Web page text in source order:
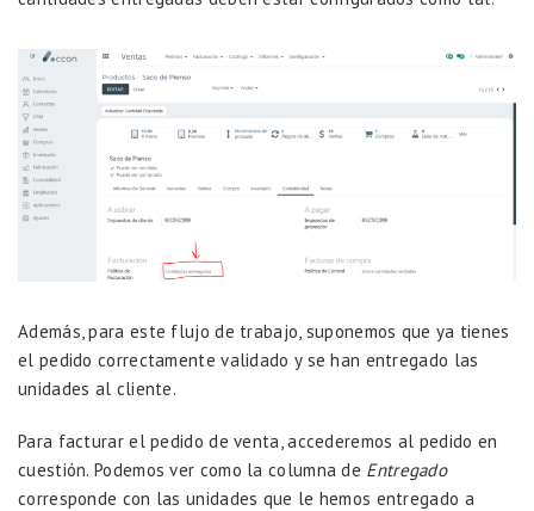
Además, para este flujo de trabajo, suponemos que ya tienes
el pedido correctamente validado y se han entregado las
unidades al cliente.
Para facturar el pedido de venta, accederemos al pedido en
cuestión. Podemos ver como la columna de Entregado
corresponde con las unidades que le hemos entregado a